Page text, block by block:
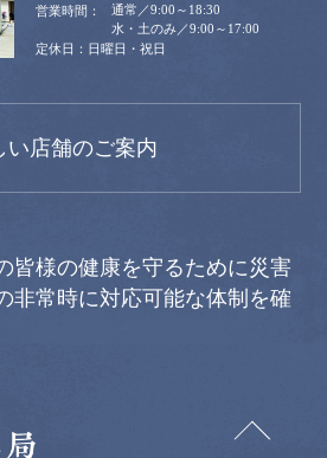
通常／9:00～18:30
水・土のみ／9:00～17:00
日曜日・祝日
い店舗のご案内
皆様の健康を守るために災害
非常時に対応可能な体制を確